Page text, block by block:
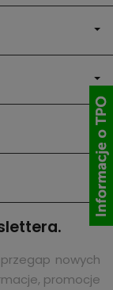
nowych
promocje